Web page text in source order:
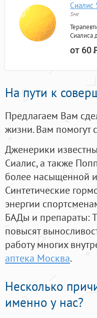
Сиалис
5мг
Сиалиса
от 60
На пути к
Предлагаем Вам
жизни. Вам помогут
Дженерики
Сиалис, а также
более насыщенной
Синтетические
энергии
БАДы и препараты:
повысят
работу многих
аптека Москва.
Несколько
именно у нас?